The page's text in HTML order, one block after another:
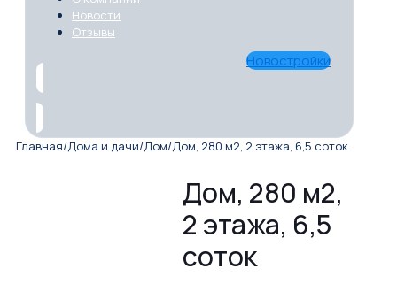
Новости
Отзывы
Новостройки
Главная/Дома и дачи/Дом/Дом, 280 м2, 2 этажа, 6,5 соток
Дом, 280 м2,
2 этажа, 6,5
соток